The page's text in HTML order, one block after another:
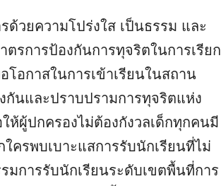
ด้วยความโปร่งใส เป็นธรรม และ
รการป้องกันการทุจริตในการเรียก
อกาสในการเข้าเรียนในสถาน
นและปราบปรามการทุจริตแห่ง
ห้ผู้ปกครองไม่ต้องกังวลเด็กทุกคนมี
ครพบเบาะแสการรับนักเรียนที่ไม่
มการรับนักเรียนระดับเขตพื้นที่การ